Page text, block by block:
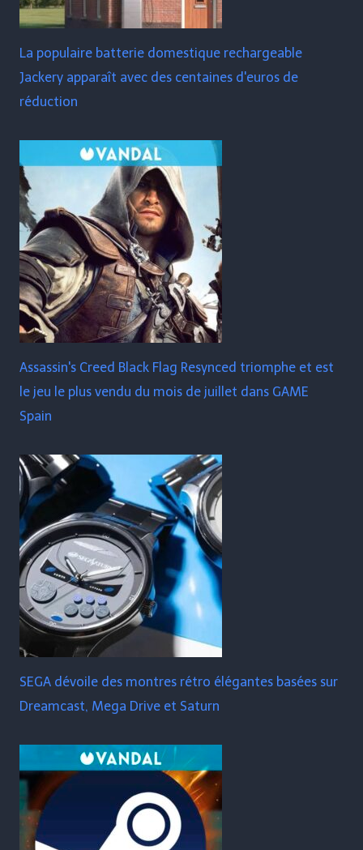
La populaire batterie domestique rechargeable
Jackery apparaît avec des centaines d'euros de
réduction
Assassin's Creed Black Flag Resynced triomphe et est
le jeu le plus vendu du mois de juillet dans GAME
Spain
SEGA dévoile des montres rétro élégantes basées sur
Dreamcast, Mega Drive et Saturn